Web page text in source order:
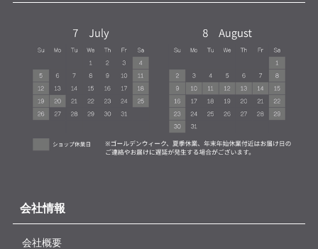
会社情報
会社概要